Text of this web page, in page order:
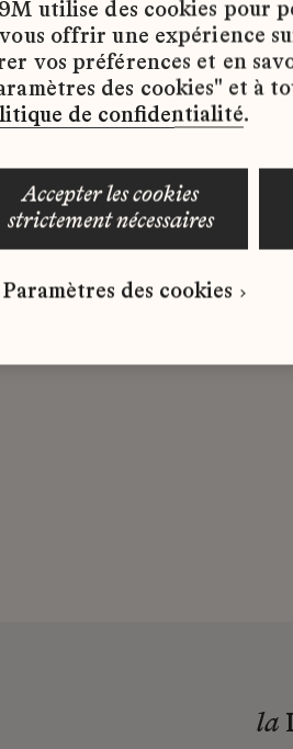
d’emploi disponibles
correspond à
spontanée dès
la
utilise des cookies pour
offrir une expérience
vos préférences et en
des cookies" et à
de confidentialité.
accepter les cookies
strictement nécessaires
Paramètres des cookies